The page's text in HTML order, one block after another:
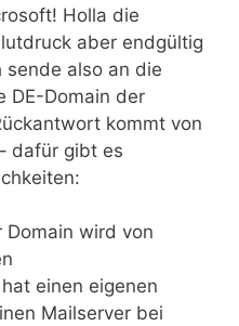
Holla die
aber endgültig
sende also an die
DE-Domain der
kommt von
dafür gibt es
Domain wird von
einen eigenen
Mailserver bei